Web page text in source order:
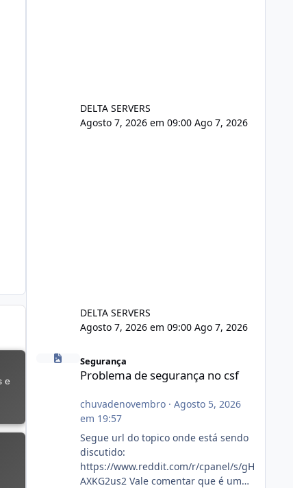
DELTA SERVERS
Agosto 7, 2026 em 09:00 Ago 7, 2026
DELTA SERVERS
Agosto 7, 2026 em 09:00 Ago 7, 2026
Problema de segurança no csf
Segurança
Problema de segurança no csf
chuvadenovembro· Agosto 5, 2026
em 19:57
Segue url do topico onde está sendo
discutido:
https://www.reddit.com/r/cpanel/s/gH
AXKG2us2 Vale comentar que é um